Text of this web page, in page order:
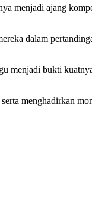
menjadi ajang
dalam
menjadi bukti
menghadirkan